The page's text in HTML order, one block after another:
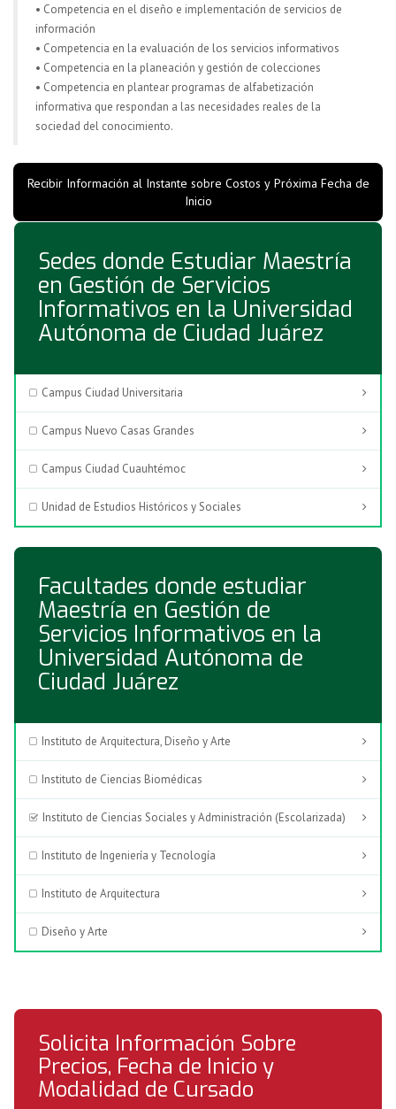
• Competencia en el diseño e implementación de servicios de
información
• Competencia en la evaluación de los servicios informativos
• Competencia en la planeación y gestión de colecciones
• Competencia en plantear programas de alfabetización
informativa que respondan a las necesidades reales de la
sociedad del conocimiento.
Recibir Información al Instante sobre Costos y Próxima Fecha de
Inicio
Sedes donde Estudiar Maestría
en Gestión de Servicios
Informativos en la Universidad
Autónoma de Ciudad Juárez
Campus Ciudad Universitaria
Campus Nuevo Casas Grandes
Campus Ciudad Cuauhtémoc
Unidad de Estudios Históricos y Sociales
Facultades donde estudiar
Maestría en Gestión de
Servicios Informativos en la
Universidad Autónoma de
Ciudad Juárez
Instituto de Arquitectura, Diseño y Arte
Instituto de Ciencias Biomédicas
Instituto de Ciencias Sociales y Administración (Escolarizada)
Instituto de Ingeniería y Tecnología
Instituto de Arquitectura
Diseño y Arte
Solicita Información Sobre
Precios, Fecha de Inicio y
Modalidad de Cursado